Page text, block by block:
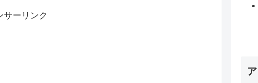
サーリンク